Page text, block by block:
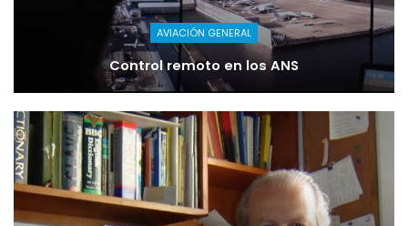
AVIACIÓN GENERAL
Control remoto en los ANS